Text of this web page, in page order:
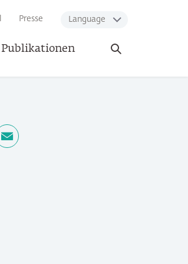
Presse Language
Publikationen
Suche
öffnen